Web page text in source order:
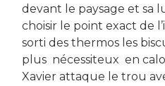
devant le paysage et sa
choisir le point exact de
sorti des thermos les
plus nécessiteux en
Xavier attaque le trou